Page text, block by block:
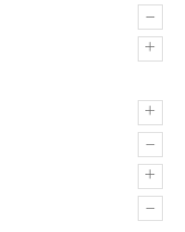
–
+
+
–
+
–